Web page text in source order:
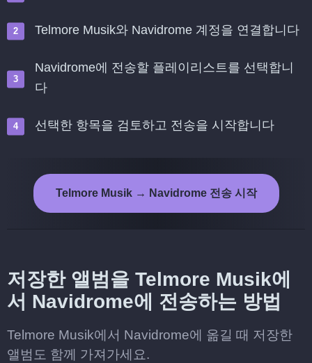
Telmore Musik와 Navidrome 계정을 연결합니다
Navidrome에 전송할 플레이리스트를 선택합니
다
선택한 항목을 검토하고 전송을 시작합니다
Telmore Musik → Navidrome 전송 시작
저장한 앨범을 Telmore Musik에
서 Navidrome에 전송하는 방법
Telmore Musik에서 Navidrome에 옮길 때 저장한
앨범도 함께 가져가세요.